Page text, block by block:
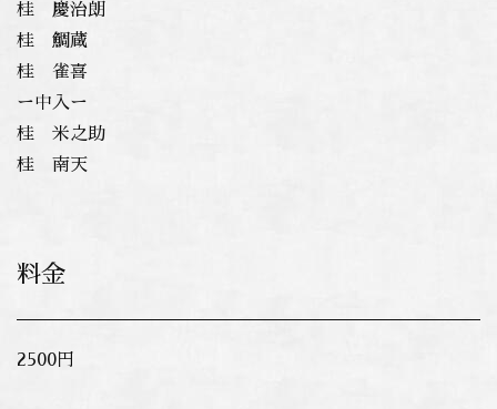
桂 慶治朗
桂 鯛蔵
桂 雀喜
ー中入ー
桂 米之助
桂 南天
料金
2500円